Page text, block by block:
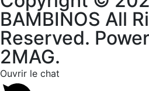
BAMBINOS All
Reserved.
2MAG.
Ouvrir le chat